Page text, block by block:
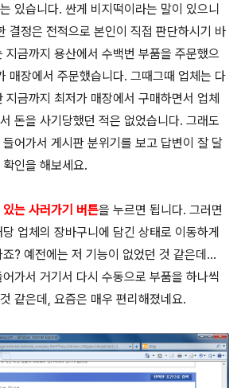
있습니다. 싼게 비지떡이라는 말이 있으니
결정은 전적으로 본인이 직접 판단하시기 바
지금까지 용산에서 수백번 부품을 주문했으
매장에서 주문했습니다. 그때그때 업체는 다
지금까지 최저가 매장에서 구매하면서 업체
돈을 사기당했던 적은 없었습니다. 그래도
어가서 게시판 분위기를 보고 답변이 잘 달
인을 해보세요.
있는 사러가기 버튼을 누르면 됩니다. 그러면
업체의 장바구니에 담긴 상태로 이동하게
? 예전에는 저 기능이 없었던 것 같은데...
가서 거기서 다시 수동으로 부품을 하나씩
같은데, 요즘은 매우 편리해졌네요.